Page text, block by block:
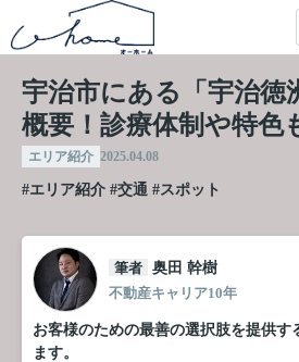
宇治市にある「宇治徳
概要！診療体制や特色
エリア紹介 2025.04.08
#エリア紹介 #交通 #スポット
筆者 奥田 幹樹
不動産キャリア10年
お客様のための最善の選択肢を提供す
ます。